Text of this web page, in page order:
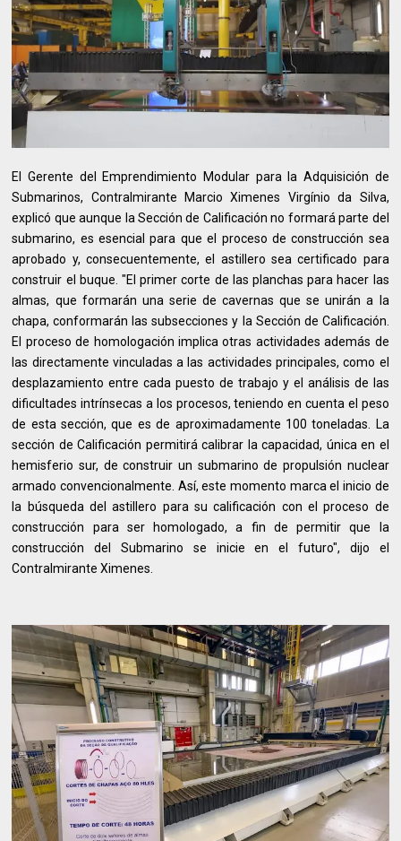
El Gerente del Emprendimiento Modular para la Adquisición de
Submarinos, Contralmirante Marcio Ximenes Virgínio da Silva,
explicó que aunque la Sección de Calificación no formará parte del
submarino, es esencial para que el proceso de construcción sea
aprobado y, consecuentemente, el astillero sea certificado para
construir el buque. "El primer corte de las planchas para hacer las
almas, que formarán una serie de cavernas que se unirán a la
chapa, conformarán las subsecciones y la Sección de Calificación.
El proceso de homologación implica otras actividades además de
las directamente vinculadas a las actividades principales, como el
desplazamiento entre cada puesto de trabajo y el análisis de las
dificultades intrínsecas a los procesos, teniendo en cuenta el peso
de esta sección, que es de aproximadamente 100 toneladas. La
sección de Calificación permitirá calibrar la capacidad, única en el
hemisferio sur, de construir un submarino de propulsión nuclear
armado convencionalmente. Así, este momento marca el inicio de
la búsqueda del astillero para su calificación con el proceso de
construcción para ser homologado, a fin de permitir que la
construcción del Submarino se inicie en el futuro", dijo el
Contralmirante Ximenes.